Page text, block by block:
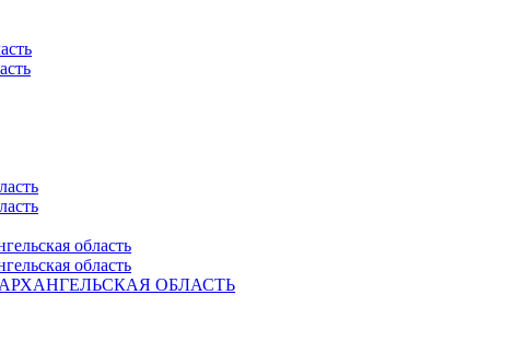
область
область
АРХАНГЕЛЬСКАЯ ОБЛАСТЬ